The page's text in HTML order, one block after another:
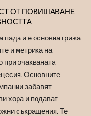
ОТ ПОВИШАВАНЕ
пада и е основна грижа
и метрика на
при очакваната
Основните
забавят
хора и подават
съкращения. Те